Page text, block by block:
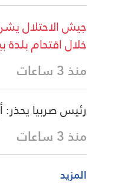
جيش الاحتلال
خلال اقتحام بلدة
منذ 3 ساعات
رئيس صربيا
منذ 3 ساعات
المزيد